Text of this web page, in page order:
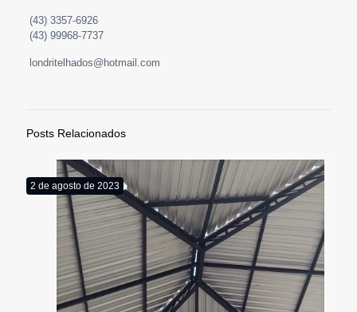
(43) 3357-6926
(43) 99968-7737
londritelhados@hotmail.com
Posts Relacionados
2 de agosto de 2023